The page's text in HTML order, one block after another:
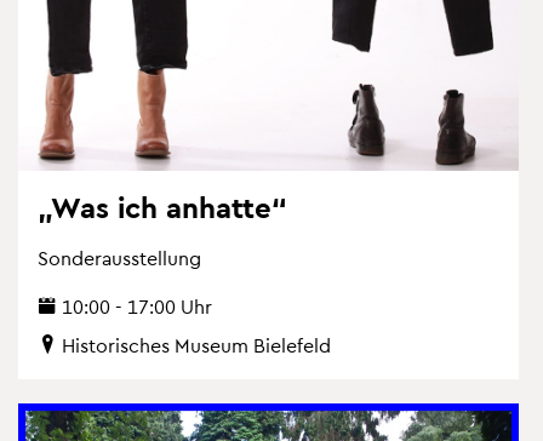
„Was ich an­hat­te“
Son­der­aus­stel­lung
10:00 - 17:00 Uhr
His­to­ri­sches Mu­se­um Bie­le­feld